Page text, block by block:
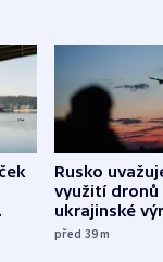
Rusko
využití dronů
ukrajinské
útokům v
před 39m